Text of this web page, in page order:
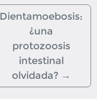
Dientamoebosis:
¿una
protozoosis
intestinal
olvidada? →